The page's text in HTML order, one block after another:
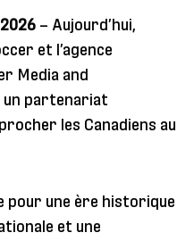
– Aujourd’hui,
et l’agence
Media and
un partenariat
les Canadiens au
pour une ère historique
et une